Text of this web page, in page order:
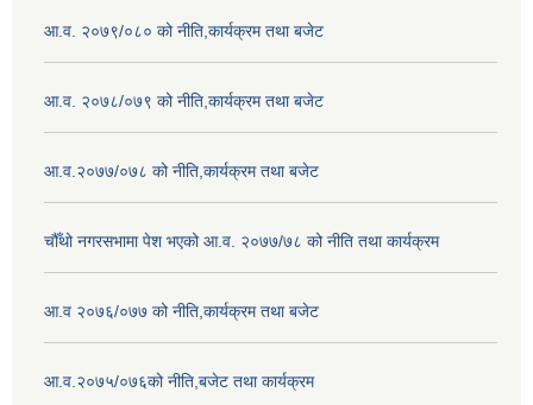
आ.व. २०७९/०८० को नीति,कार्यक्रम तथा बजेट
आ.व. २०७८/०७९ को नीति,कार्यक्रम तथा बजेट
आ.व.२०७७/०७८ को नीति,कार्यक्रम तथा बजेट
चौँथो नगरसभामा पेश भएको आ.व. २०७७/७८ को नीति तथा कार्यक्रम
आ.व २०७६/०७७ को नीति,कार्यक्रम तथा बजेट
आ.व.२०७५/०७६को नीति,बजेट तथा कार्यक्रम